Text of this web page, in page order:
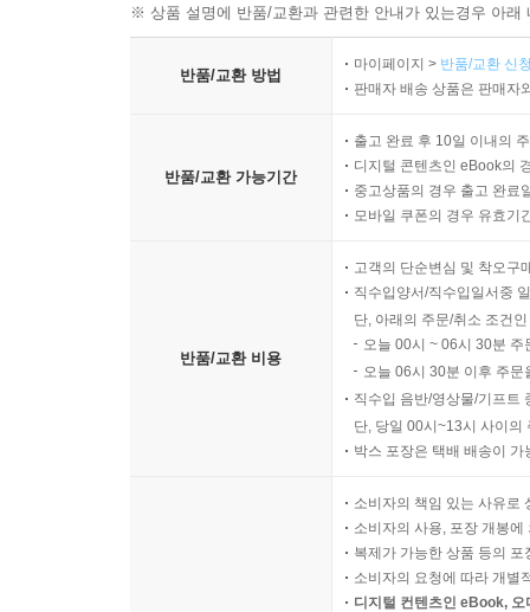
※ 상품 설명에 반품/교환과 관련한 안내가 있는경우 아
반품/교환 방법
마이페이지 > 반품/교환 신
판매자 배송 상품은 판매자
반품/교환 가능기간
출고 완료 후 10일 이내의
디지털 콘텐츠인 eBook의
중고상품의 경우 출고 완료
모바일 쿠폰의 경우 유효기
반품/교환 비용
고객의 단순변심 및 착오구
직수입양서/직수입일서중
단, 아래의 주문/취소 조건
오늘 00시 ~ 06시 30분
오늘 06시 30분 이후 주
직수입 음반/영상물/기프트
단, 당일 00시~13시 사이의
박스 포장은 택배 배송이
소비자의 책임 있는 사유로
소비자의 사용, 포장 개봉
복제가 가능한 상품 등의
소비자의 요청에 따라 개별
디지털 컨텐츠인 eBook,